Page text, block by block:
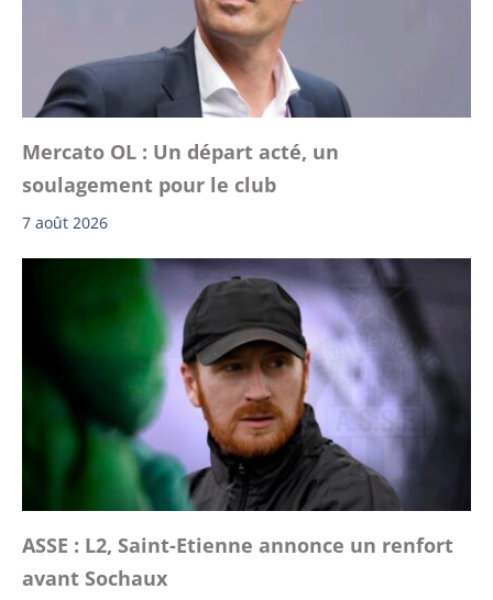
Mercato OL : Un départ acté, un
soulagement pour le club
7 août 2026
ASSE : L2, Saint-Etienne annonce un renfort
avant Sochaux